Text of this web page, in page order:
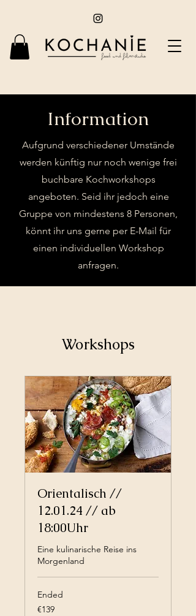
Information
Aufgrund verschiedener Umstände
werden künftig nur noch wenige frei
buchbare Kochworkshops
angeboten. Seid ihr jedoch eine
Gruppe von mindestens 8 Personen,
könnt ihr uns gerne per E-Mail für
einen individuellen Workshop
anfragen.
Workshops
Orientalisch //
12.01.24 // ab
18:00Uhr
Eine kulinarische Reise ins
Morgenland
Ended
139
euros
€139